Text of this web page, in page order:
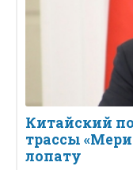
Китайский
трассы
лопату